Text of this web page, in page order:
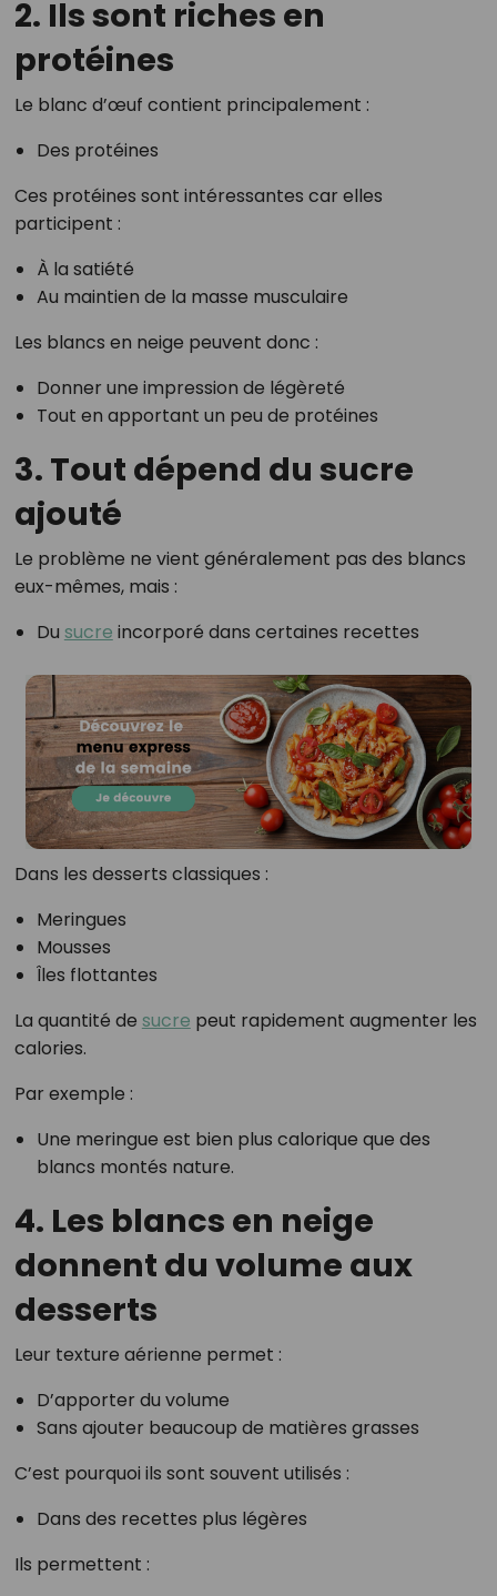
2. Ils sont riches en
protéines
Le blanc d’œuf contient principalement :
Des protéines
Ces protéines sont intéressantes car elles
participent :
À la satiété
Au maintien de la masse musculaire
Les blancs en neige peuvent donc :
Donner une impression de légèreté
Tout en apportant un peu de protéines
3. Tout dépend du sucre
ajouté
Le problème ne vient généralement pas des blancs
eux-mêmes, mais :
Du sucre incorporé dans certaines recettes
Dans les desserts classiques :
Meringues
Mousses
Îles flottantes
La quantité de sucre peut rapidement augmenter les
calories.
Par exemple :
Une meringue est bien plus calorique que des
blancs montés nature.
4. Les blancs en neige
donnent du volume aux
desserts
Leur texture aérienne permet :
D’apporter du volume
Sans ajouter beaucoup de matières grasses
C’est pourquoi ils sont souvent utilisés :
Dans des recettes plus légères
Ils permettent :